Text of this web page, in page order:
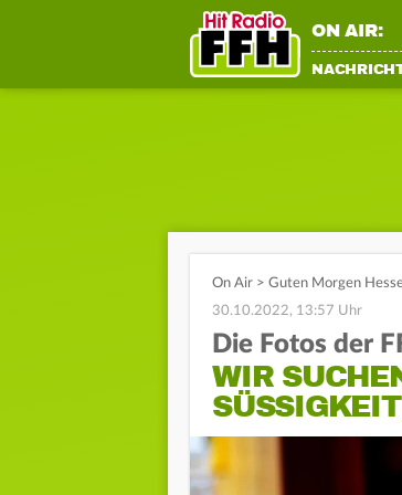
ON AIR:
On Air > Guten Morgen
30.10.2022, 13:57 Uhr
Die Fotos der
WIR